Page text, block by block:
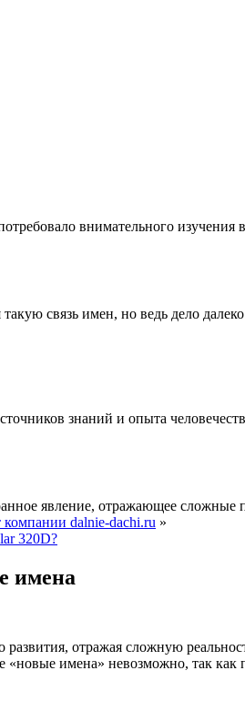
внимательного изучения
связь имен, но ведь дело
знаний и опыта
явление, отражающее сложные
dalnie-dachi.ru »
320D?
имена
развития, отражая сложную
имена» невозможно, так как